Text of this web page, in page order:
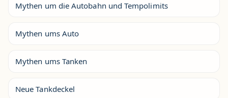
Mythen um die Autobahn und Tempolimits
Mythen ums Auto
Mythen ums Tanken
Neue Tankdeckel